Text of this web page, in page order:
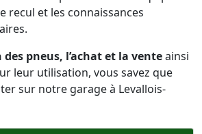
recul et les connaissances
pneus, l’achat et la venteainsi
leur utilisation, vous savez que
sur notre garage à Levallois-